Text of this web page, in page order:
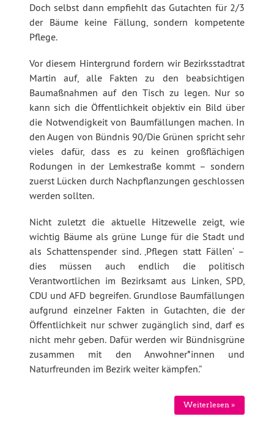
Doch selbst dann empfiehlt das Gutachten für 2/3
der Bäume keine Fällung, sondern kompetente
Pflege.
Vor diesem Hintergrund fordern wir Bezirksstadtrat
Martin auf, alle Fakten zu den beabsichtigen
Baumaßnahmen auf den Tisch zu legen. Nur so
kann sich die Öffentlichkeit objektiv ein Bild über
die Notwendigkeit von Baumfällungen machen. In
den Augen von Bündnis 90/Die Grünen spricht sehr
vieles dafür, dass es zu keinen großflächigen
Rodungen in der Lemkestraße kommt – sondern
zuerst Lücken durch Nachpflanzungen geschlossen
werden sollten.
Nicht zuletzt die aktuelle Hitzewelle zeigt, wie
wichtig Bäume als grüne Lunge für die Stadt und
als Schattenspender sind. ‚Pflegen statt Fällen‘ –
dies müssen auch endlich die politisch
Verantwortlichen im Bezirksamt aus Linken, SPD,
CDU und AFD begreifen. Grundlose Baumfällungen
aufgrund einzelner Fakten in Gutachten, die der
Öffentlichkeit nur schwer zugänglich sind, darf es
nicht mehr geben. Dafür werden wir Bündnisgrüne
zusammen mit den Anwohner*innen und
Naturfreunden im Bezirk weiter kämpfen.”
Weiterlesen »